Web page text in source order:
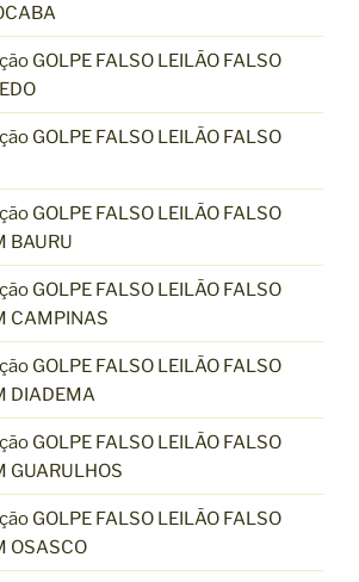
GOLPE FALSO LEILÃO FALSO
GOLPE FALSO LEILÃO FALSO
GOLPE FALSO LEILÃO FALSO
BAURU
GOLPE FALSO LEILÃO FALSO
CAMPINAS
GOLPE FALSO LEILÃO FALSO
DIADEMA
GOLPE FALSO LEILÃO FALSO
GUARULHOS
GOLPE FALSO LEILÃO FALSO
OSASCO